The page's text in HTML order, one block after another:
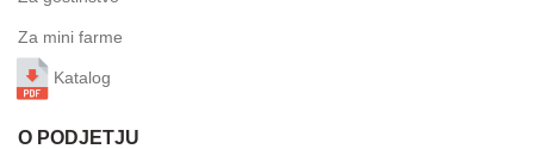
Za mini farme
Katalog
O PODJETJU